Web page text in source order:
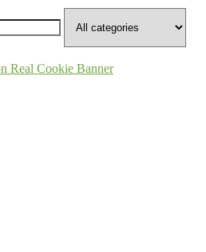
Real Cookie Banner